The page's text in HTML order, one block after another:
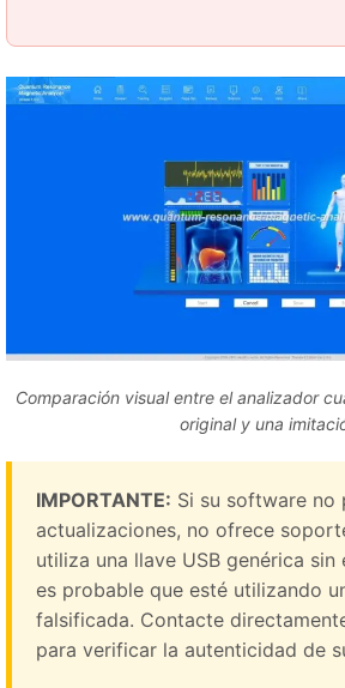
Comparación visual entre el analizador
original y una
IMPORTANTE: Si su software no
actualizaciones, no ofrece
utiliza una llave USB genérica sin
es probable que esté utilizando
falsificada. Contacte
para verificar la autenticidad de